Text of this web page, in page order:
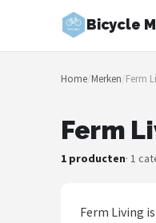
Bicycle
Zoeken
NAVIGATIE
Merken
Home/Merken/Ferm
Ferm
1 producten· 1
Ferm Living